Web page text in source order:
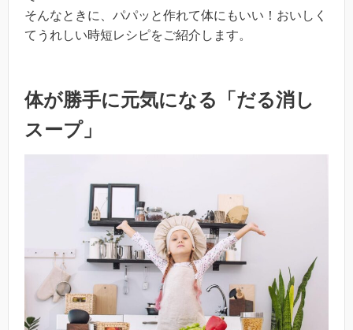
そんなときに、パパッと作れて体にもいい！おいしく
てうれしい時短レシピをご紹介します。
体が勝手に元気になる「だる消し
スープ」